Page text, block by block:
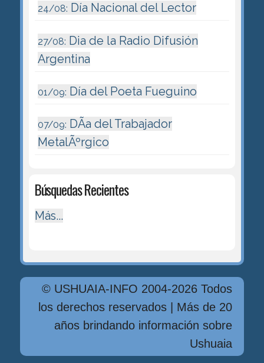
24/08: Día Nacional del Lector
27/08: Dia de la Radio Difusión
Argentina
01/09: Día del Poeta Fueguino
07/09: DÃ­a del Trabajador
MetalÃºrgico
Búsquedas Recientes
Más...
© USHUAIA-INFO 2004-2026 Todos
los derechos reservados | Más de 20
años brindando información sobre
Ushuaia